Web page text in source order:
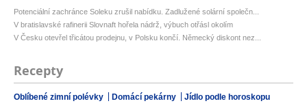
Potenciální zachránce Soleku zrušil nabídku. Zadlužené solární společn...
V bratislavské rafinerii Slovnaft hořela nádrž, výbuch otřásl okolím
V Česku otevřel třicátou prodejnu, v Polsku končí. Německý diskont nez...
Recepty
Oblíbené zimní polévky Domácí pekárny Jídlo podle horoskopu